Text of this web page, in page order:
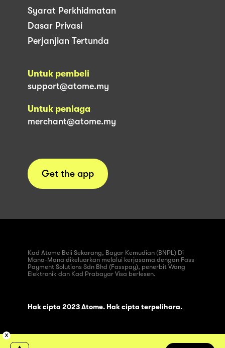
Syarat Perkhidmatan
Dasar Privasi
Perjanjian Tertunda
Untuk pembeli
support@atome.my
Untuk peniaga
merchant@atome.my
Get the app
Kad Atome Beli Sekarang, Bayar Kemudian (BNPL) Di
Mana-Mana dikeluarkan melalui kerjasama dengan Fass
Payment Solutions Sdn Bhd (Fasspay), penerbit Wang
Elektronik dan Kad Prabayar Visa berlesen.
Hak cipta 2023 Atome. Hak cipta terpelihara.